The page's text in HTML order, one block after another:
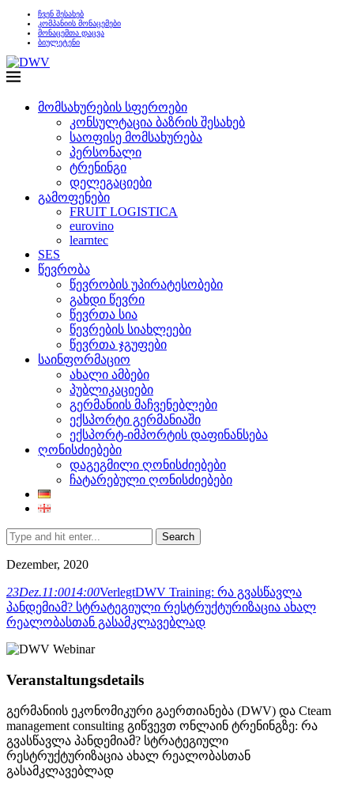
ჩვენ შესახებ
კომპანიის მონაცემები
მონაცემთა დაცვა
ბიულეტენი
მომსახურების სფეროები
კონსულტაცია ბაზრის შესახებ
საოფისე მომსახურება
პერსონალი
ტრენინგი
დელეგაციები
გამოფენები
FRUIT LOGISTICA
eurovino
learntec
SES
წევრობა
წევრობის უპირატესობები
გახდი წევრი
წევრთა სია
წევრების სიახლეები
წევრთა ჯგუფები
საინფორმაციო
ახალი ამბები
პუბლიკაციები
გერმანიის მაჩვენებლები
ექსპორტი გერმანიაში
ექსპორტ-იმპორტის დაფინანსება
ღონისძიებები
დაგეგმილი ღონისძიებები
ჩატარებული ღონისძიებები
Search
Dezember, 2020
23Dez.11:0014:00VerlegtDWV Training: რა გვასწავლა
პანდემიამ? სტრატეგიული რესტრუქტურიზაცია ახალ
რეალობასთან გასამკლავებლად
Veranstaltungsdetails
გერმანიის ეკონომიკური გაერთიანება (DWV) და Cteam
management consulting გიწვევთ ონლაინ ტრენინგზე: რა
გვასწავლა პანდემიამ? სტრატეგიული
რესტრუქტურიზაცია ახალ რეალობასთან
გასამკლავებლად